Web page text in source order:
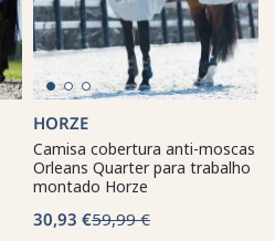
HORZE
Camisa cobertura anti-moscas
Orleans Quarter para trabalho
montado Horze
30,93 €59,99 €